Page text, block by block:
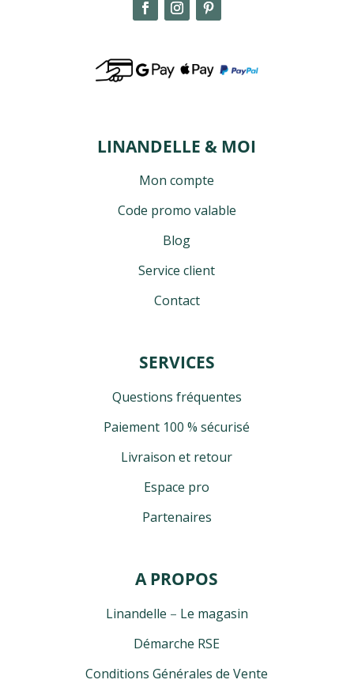
LINANDELLE & MOI
Mon compte
Code promo valable
Blog
Service client
Contact
SERVICES
Questions fréquentes
Paiement 100 % sécurisé
Livraison et retour
Espace pro
Partenaires
A PROPOS
Linandelle – Le magasin
Démarche RSE
Conditions Générales de Vente